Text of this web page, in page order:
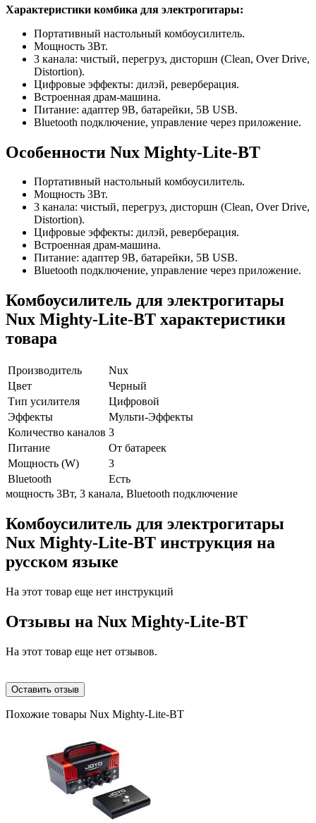
Характеристики комбика для электрогитары:
Портативный настольный комбоусилитель.
Мощность 3Вт.
3 канала: чистый, перегруз, дисторшн (Clean, Over Drive,
Distortion).
Цифровые эффекты: дилэй, реверберация.
Встроенная драм-машина.
Питание: адаптер 9В, батарейки, 5В USB.
Bluetooth подключение, управление через приложение.
Особенности Nux Mighty-Lite-BT
Портативный настольный комбоусилитель.
Мощность 3Вт.
3 канала: чистый, перегруз, дисторшн (Clean, Over Drive,
Distortion).
Цифровые эффекты: дилэй, реверберация.
Встроенная драм-машина.
Питание: адаптер 9В, батарейки, 5В USB.
Bluetooth подключение, управление через приложение.
Комбоусилитель для электрогитары
Nux Mighty-Lite-BT характеристики
товара
Производитель
Nux
Цвет
Черный
Тип усилителя
Цифровой
Эффекты
Мульти-Эффекты
Количество каналов 3
Питание
От батареек
Мощность (W)
3
Bluetooth
Есть
мощность 3Вт, 3 канала, Bluetooth подключение
Комбоусилитель для электрогитары
Nux Mighty-Lite-BT инструкция на
русском языке
На этот товар еще нет инструкций
Отзывы на Nux Mighty-Lite-BT
На этот товар еще нет отзывов.
Оставить отзыв
Похожие товары Nux Mighty-Lite-BT